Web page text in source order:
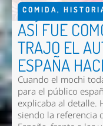
COMIDA,
ASÍ FUE
TRAJO EL
ESPAÑA
Cuando el mochi
para el público
explicaba al detalle.
siendo la referencia